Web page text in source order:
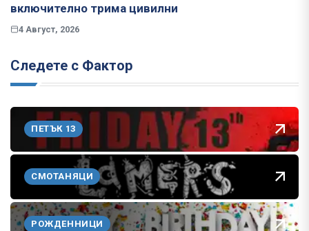
включително трима цивилни
4 Август, 2026
Следете с Фактор
ПЕТЪК 13
СМОТАНЯЦИ
РОЖДЕННИЦИ